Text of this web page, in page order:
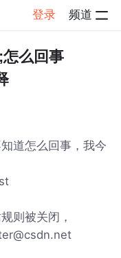
登录 频道
么回事
道怎么回事，我今
则被关闭，